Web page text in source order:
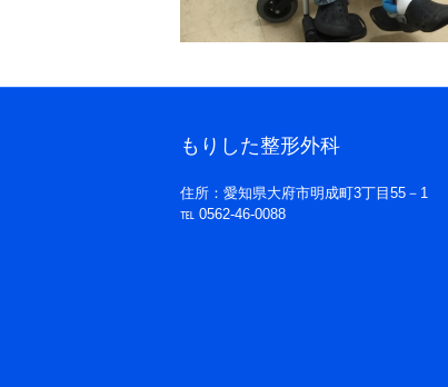
もりした整形外科
住所：愛知県大府市明成町3丁目55－1
℡ 0562-46-0088